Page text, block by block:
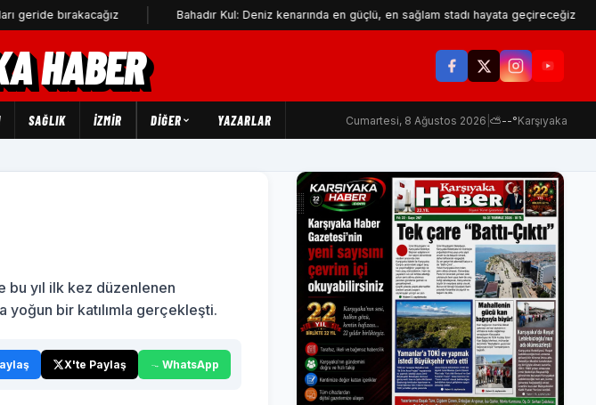
Bahadır Kul: Deniz kenarında en güçlü, en sağlam stadı hayata geçireceğiz
HABER
SAĞLIK İZMİR DIĞER YAZARLAR Cumartesi, 8 Ağustos 2026 ⛅--°Karşıyaka
bu yıl ilk kez düzenlenen
yoğun bir katılımla gerçekleşti.
X'te Paylaş WhatsApp